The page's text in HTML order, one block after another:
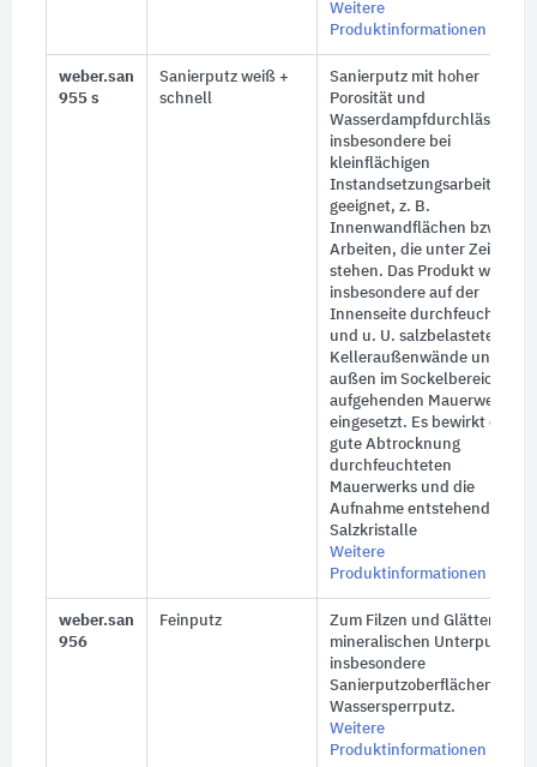
Weitere
Produktinformationen
weber.san
955 s
Sanierputz weiß +
schnell
Sanierputz mit hoher
Porosität und
insbesondere bei
kleinflächigen
Instandsetzungsarbeiten
geeignet, z. B.
Innenwandflächen bzw.
Arbeiten, die unter Zeitdruck
stehen. Das Produkt wird
insbesondere auf der
Innenseite durchfeuchteter
und u. U. salzbelasteter
Kelleraußenwände und
außen im Sockelbereich
aufgehenden Mauerwerks
eingesetzt. Es bewirkt eine
gute Abtrocknung
durchfeuchteten
Mauerwerks und die
Aufnahme entstehender
Salzkristalle
Weitere
Produktinformationen
weber.san
956
Feinputz
Zum Filzen und Glätten von
mineralischen Unterputzen,
insbesondere
Sanierputzoberflächen sowie
Wassersperrputz.
Weitere
Produktinformationen